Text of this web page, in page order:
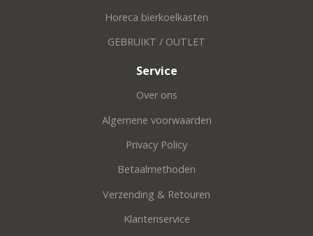
Horeca bierkoelkasten
GEBRUIKT / OUTLET
Service
Over ons
Algemene voorwaarden
Privacy Policy
Betaalmethoden
Verzending & Retouren
Klantenservice